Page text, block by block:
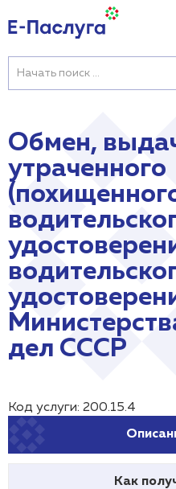
Обмен,
утраченного
дел СССР
Код услуги: 200.15.4
Как